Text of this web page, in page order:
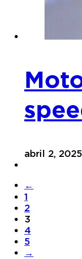
abril 2, 2025
←
1
2
3
4
5
→